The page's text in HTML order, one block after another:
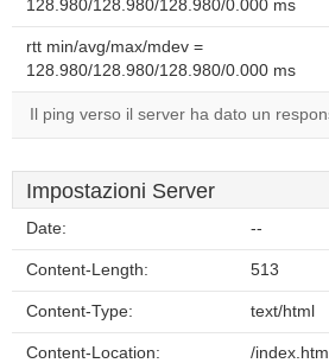
128.980/128.980/128.980/0.000 ms
rtt min/avg/max/mdev =
128.980/128.980/128.980/0.000 ms
Il ping verso il server ha dato un
Impostazioni Server
Date: --
Content-Length: 513
Content-Type: text/html
Content-Location: /index.html